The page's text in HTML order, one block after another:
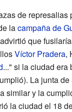
de represalias
lacampaña de
advirtió que
Víctor Pradera,
..." si la ciudad era
La junta
similar y la
la ciudad el 18